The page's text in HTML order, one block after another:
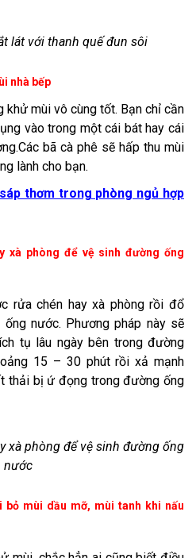
lát với thanh quế đun sôi
nhà bếp
khử mùi vô cùng tốt. Bạn chỉ cần
vào trong một cái bát hay cái
bã cà phê sẽ hấp thu mùi
lành cho bạn.
thơm trong phòng ngủ hợp
xà phòng để vệ sinh đường ống
rửa chén hay xà phòng rồi đổ
nước. Phương pháp này sẽ
tụ lâu ngày bên trong đường
15 – 30 phút rồi xả mạnh
thải bị ứ đọng trong đường ống
xà phòng để vệ sinh đường ống
nước
mùi dầu mỡ, mùi tanh khi nấu